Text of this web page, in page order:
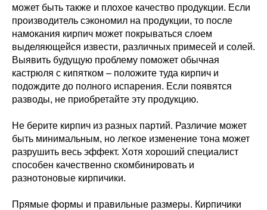
может быть также и плохое качество продукции. Если
производитель сэкономил на продукции, то после
намокания кирпич может покрываться слоем
выделяющейся извести, различных примесей и солей.
Выявить будущую проблему поможет обычная
кастрюля с кипятком – положите туда кирпич и
подождите до полного испарения. Если появятся
разводы, не приобретайте эту продукцию.
Не берите кирпич из разных партий. Различие может
быть минимальным, но легкое изменение тона может
разрушить весь эффект. Хотя хороший специалист
способен качественно скомбинировать и
разнотоновые кирпичики.
Прямые формы и правильные размеры. Кирпичики